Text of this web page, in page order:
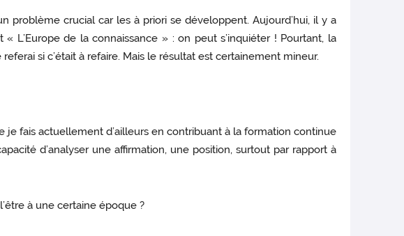
crucial car les à priori se développent. Aujourd’hui, il y a
L’Europe de la connaissance » : on peut s’inquiéter ! Pourtant, la
si c’était à refaire. Mais le résultat est certainement mineur.
fais actuellement d’ailleurs en contribuant à la formation continue
d’analyser une affirmation, une position, surtout par rapport à
à une certaine époque ?